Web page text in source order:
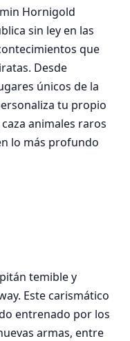
Hornigold
sin ley en las
que
Desde
únicos de la
tu propio
animales raros
lo más profundo
temible y
Este carismático
entrenado por los
armas, entre